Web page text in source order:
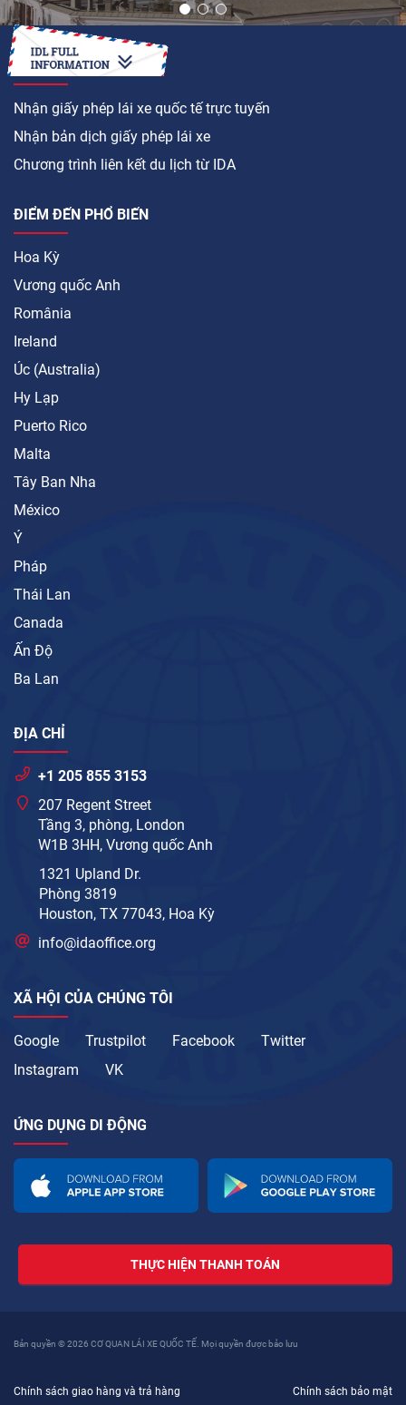
LÀM CÁCH NÀO ĐỂ
Nhận giấy phép lái xe quốc tế trực tuyến
Nhận bản dịch giấy phép lái xe
Chương trình liên kết du lịch từ IDA
ĐIỂM ĐẾN PHỔ BIẾN
Hoa Kỳ
Vương quốc Anh
România
Ireland
Úc (Australia)
Hy Lạp
Puerto Rico
Malta
Tây Ban Nha
México
Ý
Pháp
Thái Lan
Canada
Ấn Độ
Ba Lan
ĐỊA CHỈ
+1 205 855 3153
207 Regent Street
Tầng 3, phòng, London
W1B 3HH, Vương quốc Anh
1321 Upland Dr.
Phòng 3819
Houston, TX 77043, Hoa Kỳ
info@idaoffice.org
XÃ HỘI CỦA CHÚNG TÔI
Google Trustpilot Facebook
Twitter
Instagram
VK
ỨNG DỤNG DI ĐỘNG
THỰC HIỆN THANH TOÁN
Bản quyền © 2026 CƠ QUAN LÁI XE QUỐC TẾ. Mọi quyền được bảo lưu
Chính sách giao hàng và trả hàng Chính sách bảo mật